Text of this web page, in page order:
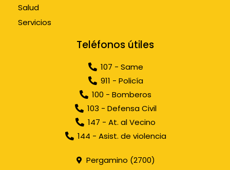
Salud
Servicios
Teléfonos útiles
107 - Same
911 - Policía
100 - Bomberos
103 - Defensa Civil
147 - At. al Vecino
144 - Asist. de violencia
Pergamino (2700)